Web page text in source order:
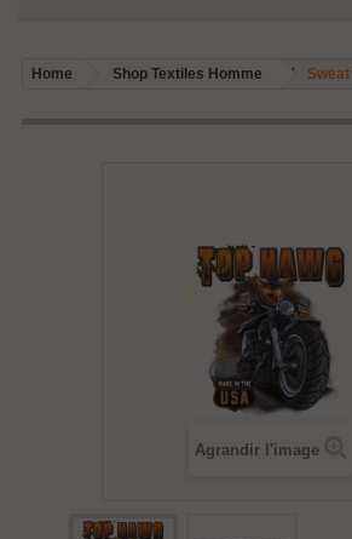
Home Shop Textiles Homme
Agrandir l'image